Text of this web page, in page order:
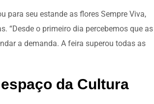
para seu estande as flores Sempre Viva,
“Desde o primeiro dia percebemos que as
a demanda. A feira superou todas as
da Cultura